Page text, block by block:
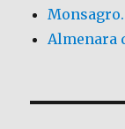
Almenara